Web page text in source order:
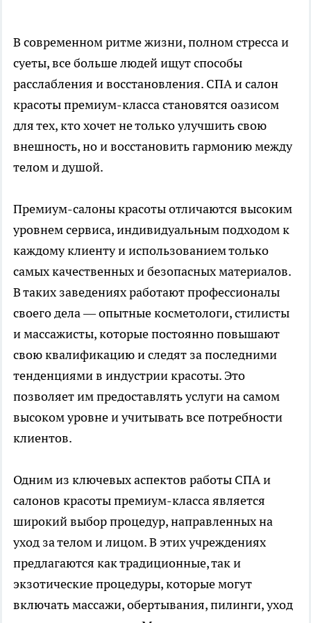
В современном ритме жизни, полном стресса и
суеты, все больше людей ищут способы
расслабления и восстановления. СПА и салон
красотыпремиум-класса становятся оазисом
для тех, кто хочет не только улучшить свою
внешность, но и восстановить гармонию между
телом и душой.
Премиум-салоны красоты отличаются высоким
уровнем сервиса, индивидуальным подходом к
каждому клиенту и использованием только
самых качественных и безопасных материалов.
В таких заведениях работают профессионалы
своего дела — опытные косметологи, стилисты
и массажисты, которые постоянно повышают
свою квалификацию и следят за последними
тенденциями в индустрии красоты. Это
позволяет им предоставлять услуги на самом
высоком уровне и учитывать все потребности
клиентов.
Одним из ключевых аспектов работы СПА и
салонов красоты премиум-класса является
широкий выбор процедур, направленных на
уход за телом и лицом. В этих учреждениях
предлагаются как традиционные, так и
экзотические процедуры, которые могут
включать массажи, обертывания, пилинги, уход